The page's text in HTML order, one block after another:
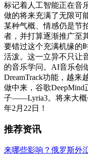
标记着人工智能正在音
做的将来充满了无限可
某种气概、情感仍是节
者，并打算逐渐推广至
要错过这个充满机缘的
活泼。这一立异不只让
的音乐学问。AI音乐创
DreamTrack功能，越来
做中来，谷歌
子——Lyria3。将来大概
年2月22日！
推荐资讯
来哪些影响？俄罗斯外